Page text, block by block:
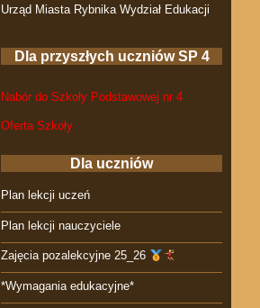
Urząd Miasta Rybnika Wydział Edukacji
Dla przyszłych uczniów SP 4
Nabór do Szkoły Podstawowej nr 4
Oferta Szkoły
Dla uczniów
Plan lekcji uczeń
Plan lekcji nauczyciele
Zajęcia pozalekcyjne 25_26
*Wymagania edukacyjne*